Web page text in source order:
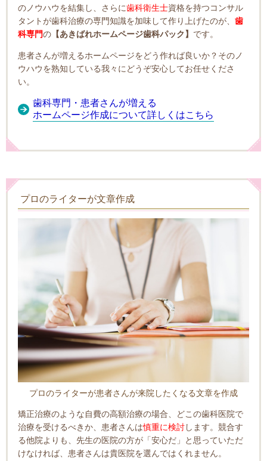
のノウハウを結集し、さらに歯科衛生士資格を持つコンサル
タントが歯科治療の専門知識を加味して作り上げたのが、 歯
科専門の 【あきばれホームページ歯科パック】 です。
患者さんが増えるホームページをどう作れば良いか？そのノ
ウハウを熟知している我々にどうぞ安心してお任せくださ
い。
歯科専門・患者さんが増える
ホームページ作成について詳しくはこちら
プロのライターが文章作成
プロのライターが患者さんが来院したくなる文章を作成
矯正治療のような自費の高額治療の場合、どこの歯科医院で
治療を受けるべきか、患者さんは慎重に検討します。競合す
る他院よりも、先生の医院の方が「安心だ」と思っていただ
けなければ、患者さんは貴医院を選んではくれません。